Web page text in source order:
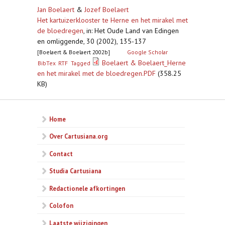
Jan Boelaert & Jozef Boelaert
Het kartuizerklooster te Herne en het mirakel met
de bloedregen, in: Het Oude Land van Edingen
en omliggende, 30 (2002), 135-137
[Boelaert & Boelaert 2002b]
Google Scholar
BibTex RTF Tagged
Boelaert & Boelaert_Herne
en het mirakel met de bloedregen.PDF (358.25
KB)
Home
Over Cartusiana.org
Contact
Studia Cartusiana
Redactionele afkortingen
Colofon
Laatste wijzigingen